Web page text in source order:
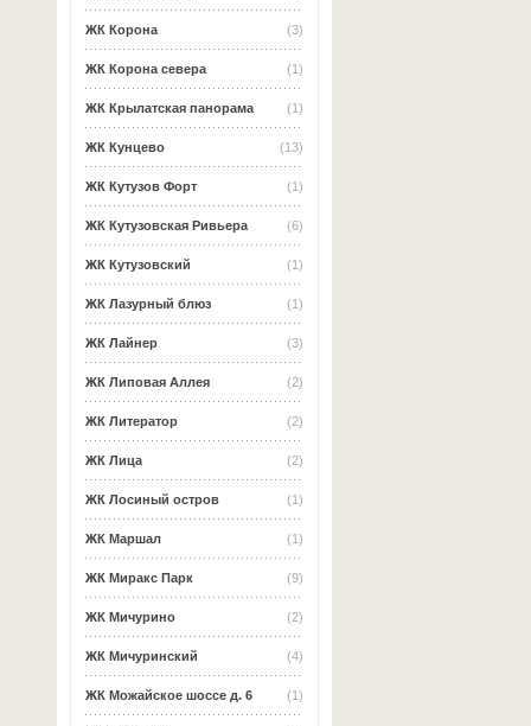
(3)
ЖК Корона
(1)
ЖК Корона севера
(1)
ЖК Крылатская панорама
(13)
ЖК Кунцево
(1)
ЖК Кутузов Форт
(6)
ЖК Кутузовская Ривьера
(1)
ЖК Кутузовский
(1)
ЖК Лазурный блюз
(3)
ЖК Лайнер
(2)
ЖК Липовая Аллея
(2)
ЖК Литератор
(2)
ЖК Лица
(1)
ЖК Лосиный остров
(1)
ЖК Маршал
(9)
ЖК Миракс Парк
(2)
ЖК Мичурино
(4)
ЖК Мичуринский
(1)
ЖК Можайское шоссе д. 6